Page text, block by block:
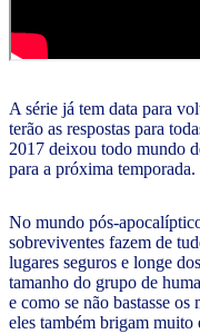
A série já tem data para
terão as respostas para
2017 deixou todo mundo
para a próxima temporada.
No mundo pós-
sobreviventes fazem de
lugares seguros e longe
tamanho do grupo de
e como se não bastasse
eles também brigam muito